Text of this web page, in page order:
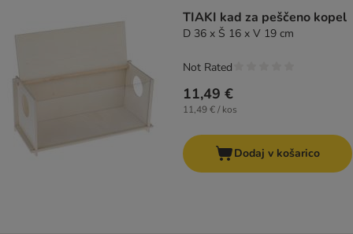
TIAKI kad za peščeno kopel
D 36 x Š 16 x V 19 cm
11,49 €
11,49 € / kos
Not Rated
Dodaj v košarico